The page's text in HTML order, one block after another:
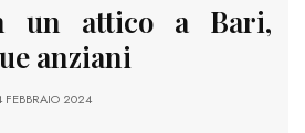
un attico a Bari,
anziani
FEBBRAIO 2024